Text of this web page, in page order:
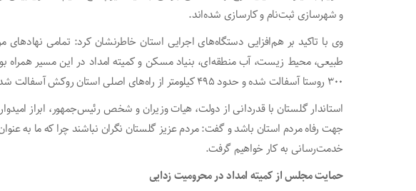
و شهرسازی ثبت‌نام و کارسازی شده‌اند.
وی با تاکید بر هم‌افزایی دستگاه‌های اجرایی استان خاطرنشان کرد: تمامی نهادهای
طبیعی، محیط زیست، آب منطقه‌ای، بنیاد مسکن و کمیته امداد در این مسیر
۳۰۰ روستا آسفالت شده و حدود ۴۹۵ کیلومتر از راه‌های اصلی استان روکش آسفالت شده‌اند.
استاندار گلستان با قدردانی از دولت، هیات وزیران و شخص رئیس‌جمهور، ابراز
جهت رفاه مردم استان باشد و گفت: مردم عزیز گلستان نگران نباشند چرا که ما به
خدمت‌رسانی به کار خواهیم گرفت.
حمایت مجلس از کمیته امداد در محرومیت زدایی